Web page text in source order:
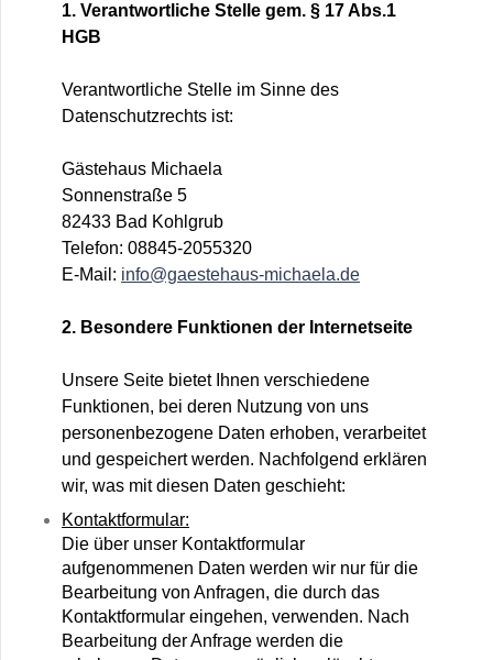
1. Verantwortliche Stelle gem. § 17 Abs.1
HGB
Verantwortliche Stelle im Sinne des
Datenschutzrechts ist:
Gästehaus Michaela
Sonnenstraße 5
82433 Bad Kohlgrub
Telefon: 08845-2055320
E-Mail: info@gaestehaus-michaela.de
2. Besondere Funktionen der Internetseite
Unsere Seite bietet Ihnen verschiedene
Funktionen, bei deren Nutzung von uns
personenbezogene Daten erhoben, verarbeitet
und gespeichert werden. Nachfolgend erklären
wir, was mit diesen Daten geschieht:
Kontaktformular:
Die über unser Kontaktformular
aufgenommenen Daten werden wir nur für die
Bearbeitung von Anfragen, die durch das
Kontaktformular eingehen, verwenden. Nach
Bearbeitung der Anfrage werden die